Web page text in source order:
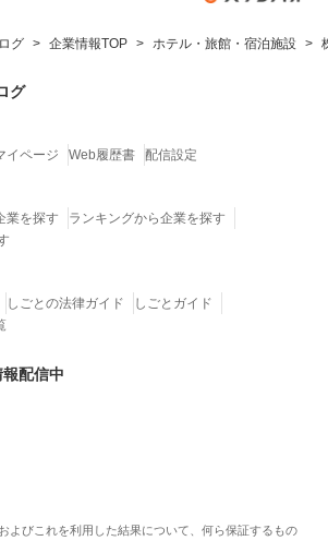
グ 企業情報TOP ホテル・旅館・宿泊施設
グ
イページ Web履歴書 配信設定
業を探す
ランキングから企業を探す
しごとの法律ガイド
しごとガイド
配信中
よびこれを利用した結果について、何ら保証するもの